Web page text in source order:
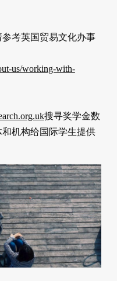
考英国贸易文化办事
us/working-with-
搜寻奖学金数
机构给国际学生提供